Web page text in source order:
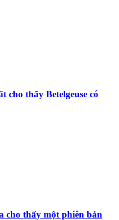
cho thấy Betelgeuse có
cho thấy một phiên bản